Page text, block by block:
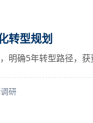
转型规划
明确5年转型路径，获
研